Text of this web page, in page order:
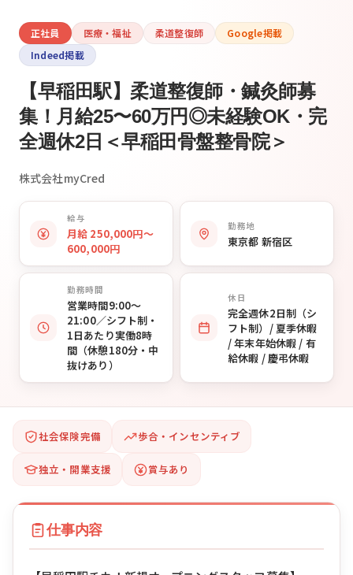
正社員 医療・福祉 柔道整復師
Google掲載
Indeed掲載
【早稲田駅】柔道整復師・鍼灸師募
集！月給25〜60万円◎未経験OK・完
全週休2日＜早稲田骨盤整骨院＞
株式会社myCred
給与
月給 250,000円〜
600,000円
勤務地
東京都 新宿区
勤務時間
営業時間9:00〜
21:00／シフト制・
1日あたり実働8時
間（休憩180分・中
抜けあり）
休日
完全週休2日制（シ
フト制）/ 夏季休暇
/ 年末年始休暇 / 有
給休暇 / 慶弔休暇
社会保険完備 歩合・インセンティブ
独立・開業支援 賞与あり
仕事内容